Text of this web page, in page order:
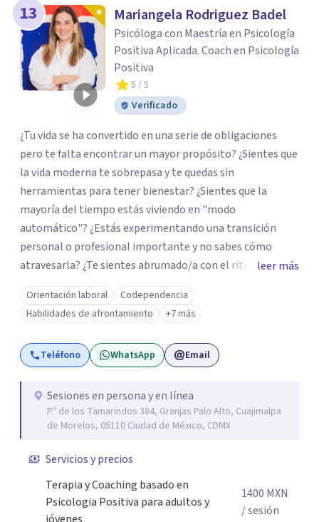
13 Mariangela Rodriguez Badel
Psicóloga con Maestría en Psicología
Positiva Aplicada. Coach en Psicología
Positiva
5 / 5
Verificado
¿Tu vida se ha convertido en una serie de obligaciones
pero te falta encontrar un mayor propósito? ¿Sientes que
la vida moderna te sobrepasa y te quedas sin
herramientas para tener bienestar? ¿Sientes que la
mayoría del tiempo estás viviendo en "modo
automático"? ¿Estás experimentando una transición
personal o profesional importante y no sabes cómo
atravesarla? ¿Te sientes abrumado/a con el ritmo de tu
día a día y te preguntas si hay una mejor manera de vivir?
¿Aunque no estás deprimido/a sientes que te gustaría
potenciar tu capacidad de bienestar? Hola, Soy
Mariangela Rodriguez Badel. Uno de mis propósitos de
vida es impactar positivamente la vida de jóvenes y
uno/a y acompañándolo/as a encontrar herramientas
que les permitan conectar con su vida de maneras
diferentes y avanzar hacia donde lo necesitan. Hago
manera presencial en la Ciudad de México.
Adicionalmente enseño herramientas de psicología
positiva y bienestar a grupos y equipos.
leer más
Orientación laboral
Codependencia
Habilidades de afrontamiento
+7 más
Teléfono WhatsApp Email
Sesiones en persona y en línea
P.º de los Tamarindos 384, Granjas Palo Alto, Cuajimalpa
de Morelos, 05110 Ciudad de México, CDMX
Servicios y precios
Terapia y Coaching basado en
Psicologia Positiva para adultos y
1400 MXN
/ sesión